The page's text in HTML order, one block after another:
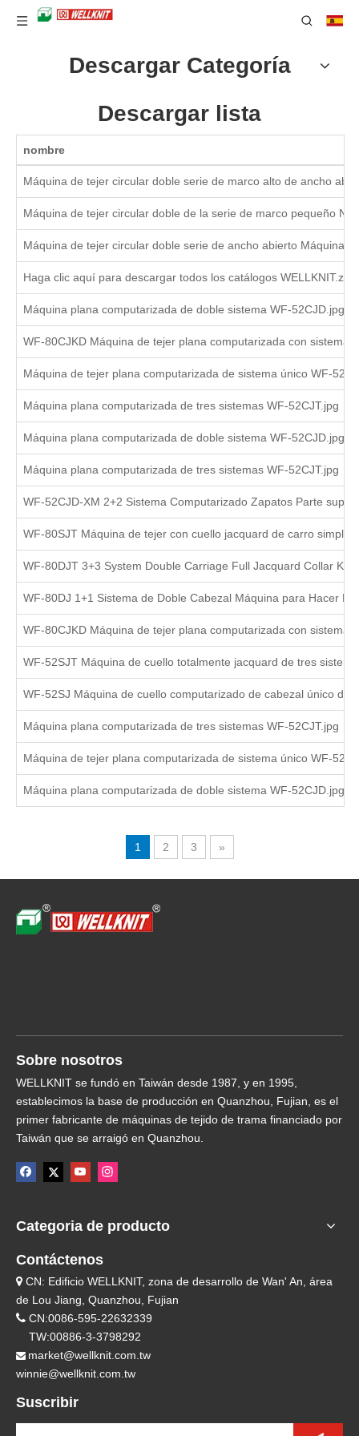
Descargar Categoría
Descargar lista
nombre
Máquina de tejer circular doble serie de marco alto de ancho
Máquina de tejer circular doble de la serie de marco pequeño NE
Máquina de tejer circular doble serie de ancho abierto Máquina
Haga clic aquí para descargar todos los catálogos WELLKNIT.zip
Máquina plana computarizada de doble sistema WF-52CJD.jpg
WF-80CJKD Máquina de tejer plana computarizada con sistema
Máquina de tejer plana computarizada de sistema único WF-
Máquina plana computarizada de tres sistemas WF-52CJT.jpg
Máquina plana computarizada de doble sistema WF-52CJD.jpg
Máquina plana computarizada de tres sistemas WF-52CJT.jpg
WF-52CJD-XM 2+2 Sistema Computarizado Zapatos Parte
WF-80SJT Máquina de tejer con cuello jacquard de carro simple
WF-80DJT 3+3 System Double Carriage Full Jacquard Collar
WF-80DJ 1+1 Sistema de Doble Cabezal Máquina para Hacer
WF-80CJKD Máquina de tejer plana computarizada con sistema
WF-52SJT Máquina de cuello totalmente jacquard de tres
WF-52SJ Máquina de cuello computarizado de cabezal único de
Máquina plana computarizada de tres sistemas WF-52CJT.jpg
Máquina de tejer plana computarizada de sistema único WF-
Máquina plana computarizada de doble sistema WF-52CJD.jpg
1 2 3 »
Sobre nosotros
WELLKNIT se fundó en Taiwán desde 1987, y en 1995,
establecimos la base de producción en Quanzhou, Fujian, es el
primer fabricante de máquinas de tejido de trama financiado por
Taiwán que se arraigó en Quanzhou.
Categoria de producto
Contáctenos
 CN: Edificio WELLKNIT, zona de desarrollo de Wan' An, área
de Lou Jiang, Quanzhou, Fujian
 CN:0086-595-22632339
TW:00886-3-3798292
 market@wellknit.com.tw
winnie@wellknit.com.tw
Suscribir